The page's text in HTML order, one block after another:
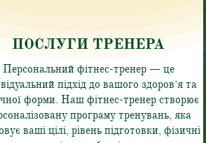
ПОСЛУГИ ТРЕНЕРА
Персональний фітнес-тренер — це
підхід до вашого здоров’я та
форми. Наш фітнес-тренер створює
програму тренувань, яка
ваші цілі, рівень підготовки, фізичні